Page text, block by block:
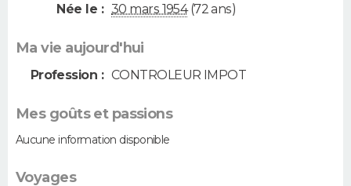
Née le : 30 mars 1954(72 ans)
Ma vie aujourd'hui
Profession : CONTROLEUR IMPOT
Mes goûts et passions
Aucune information disponible
Voyages